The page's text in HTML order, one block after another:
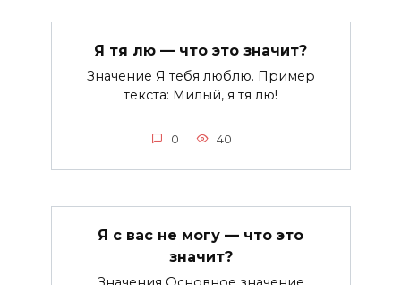
Я тя лю — что это значит?
Значение Я тебя люблю. Пример
текста: Милый, я тя лю!
0 40
Я с вас не могу — что это
значит?